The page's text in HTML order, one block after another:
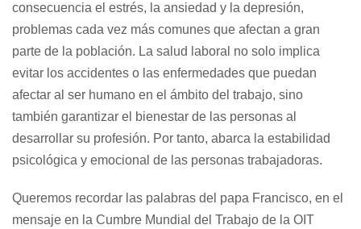
consecuencia el estrés, la ansiedad y la depresión,
problemas cada vez más comunes que afectan a gran
parte de la población. La salud laboral no solo implica
evitar los accidentes o las enfermedades que puedan
afectar al ser humano en el ámbito del trabajo, sino
también garantizar el bienestar de las personas al
desarrollar su profesión. Por tanto, abarca la estabilidad
psicológica y emocional de las personas trabajadoras.
Queremos recordar las palabras del papa Francisco, en el
mensaje en la Cumbre Mundial del Trabajo de la OIT